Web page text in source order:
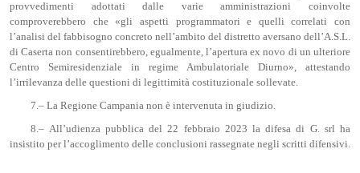
provvedimenti adottati dalle varie amministrazioni coinvolte
comproverebbero che «gli aspetti programmatori e quelli correlati con
l’analisi del fabbisogno concreto nell’ambito del distretto aversano dell’A.S.L.
di Caserta non consentirebbero, egualmente, l’apertura ex novo di un ulteriore
Centro Semiresidenziale in regime Ambulatoriale Diurno», attestando
l’irrilevanza delle questioni di legittimità costituzionale sollevate.
7.– La Regione Campania non è intervenuta in giudizio.
8.– All’udienza pubblica del 22 febbraio 2023 la difesa di G. srl ha
insistito per l’accoglimento delle conclusioni rassegnate negli scritti difensivi.